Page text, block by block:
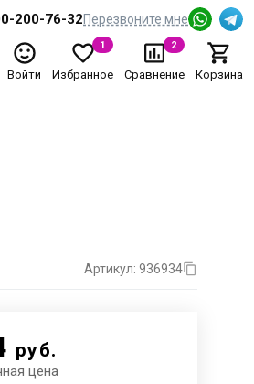
200-76-32Перезвоните мне
Войти Избранное
1
Сравнение
2
Корзина
Артикул: 936934
руб.
цена